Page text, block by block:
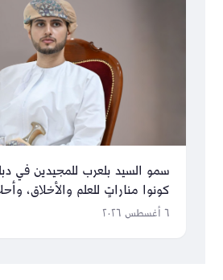
سمو السيد بلعرب للمجيدين في
كونوا مناراتٍ للعلم والأخلاق،
مستقبل عُمان
٦ أغسطس ٢٠٢٦